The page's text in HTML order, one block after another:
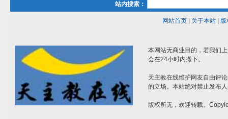
站内搜索：
网站首页| 关于本站| 版
本网站无商业目的，若我们
会在24小时内撤下。
天主教在线维护网友自由评
的立场。本站绝对禁止发布
版权所无，欢迎转载。